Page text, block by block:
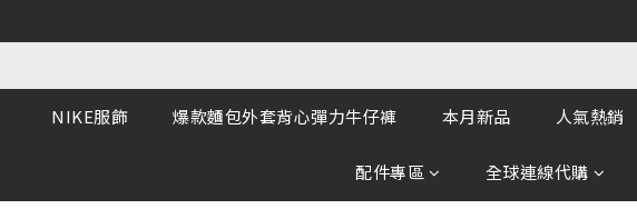
NIKE服飾 爆款麵包外套背心彈力牛仔褲 本月新品 人氣熱銷
配件專區 全球連線代購